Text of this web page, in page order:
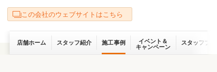
この会社のウェブサイトはこちら
店舗ホーム スタッフ紹介 施工事例
イベント＆
キャンペーン
スタッフブ